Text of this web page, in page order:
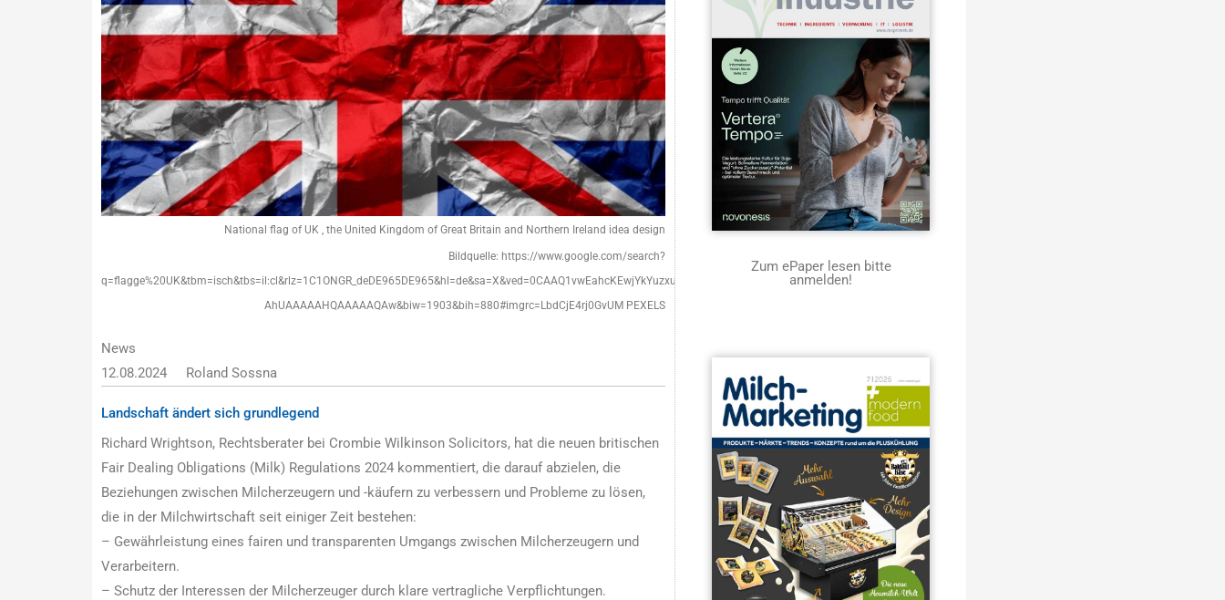
National flag of UK , the United Kingdom of Great Britain and Northern Ireland idea design
Bildquelle: https://www.google.com/search?
q=flagge%20UK&tbm=isch&tbs=il:cl&rlz=1C1ONGR_deDE965DE965&hl=de&sa=X&ved=0CAAQ1vwEahcKEwjYkYuzxu3-
AhUAAAAAHQAAAAAQAw&biw=1903&bih=880#imgrc=LbdCjE4rj0GvUM PEXELS
News
12.08.2024
Roland Sossna
Landschaft ändert sich grundlegend
Richard Wrightson, Rechtsberater bei Crombie Wilkinson Solicitors, hat die neuen britischen
Fair Dealing Obligations (Milk) Regulations 2024 kommentiert, die darauf abzielen, die
Beziehungen zwischen Milcherzeugern und -käufern zu verbessern und Probleme zu lösen,
die in der Milchwirtschaft seit einiger Zeit bestehen:
– Gewährleistung eines fairen und transparenten Umgangs zwischen Milcherzeugern und
Verarbeitern.
– Schutz der Interessen der Milcherzeuger durch klare vertragliche Verpflichtungen.
Zum ePaper lesen bitte
anmelden!